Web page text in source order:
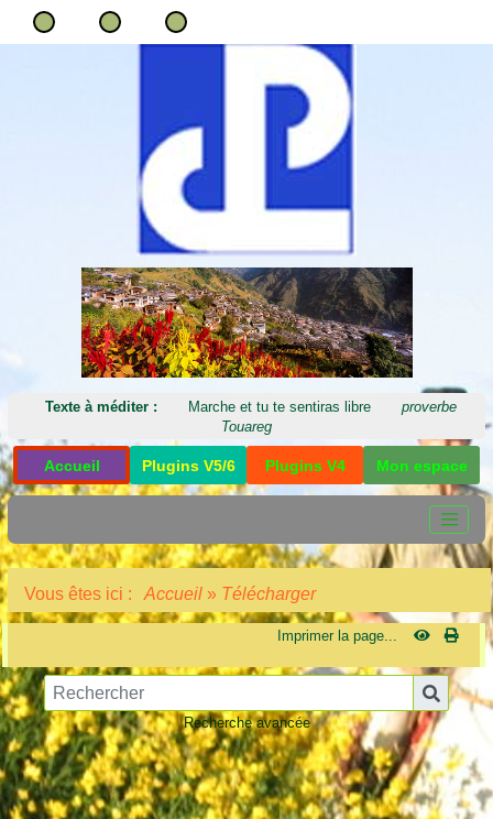
Texte à méditer : Marche et tu te sentiras libre
proverbe
Touareg
Accueil Plugins V5/6 Plugins V4 Mon espace
Vous êtes ici : Accueil » Télécharger
Imprimer la page...
Recherche avancée